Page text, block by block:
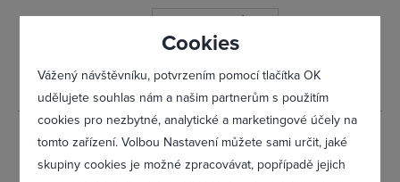
Cookies
Vážený návštěvníku, potvrzením pomocí tlačítka OK
udělujete souhlas nám a našim partnerům s použitím
cookies pro nezbytné, analytické a marketingové účely na
tomto zařízení. Volbou Nastavení můžete sami určit, jaké
skupiny cookies je možné zpracovávat, popřípadě jejich
Jeřábnické
práce, Jaromír
0
Zapomněl(a) jsem heslo